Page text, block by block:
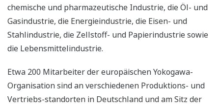
chemische und pharmazeutische Industrie, die Öl- und
Gasindustrie, die Energieindustrie, die Eisen- und
Stahlindustrie, die Zellstoff- und Papierindustrie sowie
die Lebensmittelindustrie.
Etwa 200 Mitarbeiter der europäischen Yokogawa-
Organisation sind an verschiedenen Produktions- und
Vertriebs-standorten in Deutschland und am Sitz der